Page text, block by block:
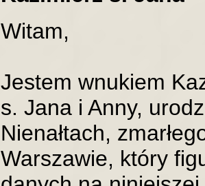
Witam,
Jestem wnukiem
s. Jana i Anny,
Nienałtach,
Warszawie, który